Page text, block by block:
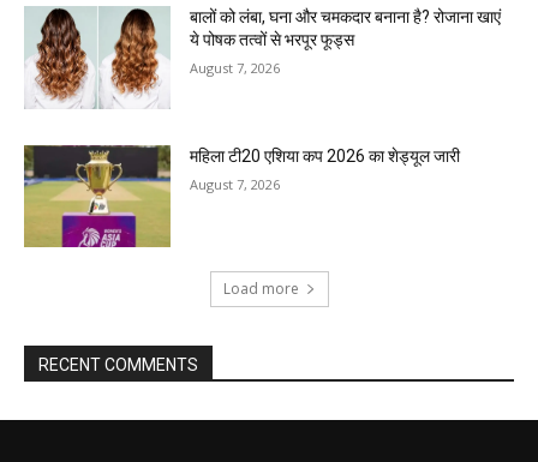
बालों को लंबा, घना और चमकदार बनाना है? रोजाना खाएं
ये पोषक तत्वों से भरपूर फूड्स
August 7, 2026
महिला टी20 एशिया कप 2026 का शेड्यूल जारी
August 7, 2026
Load more
RECENT COMMENTS